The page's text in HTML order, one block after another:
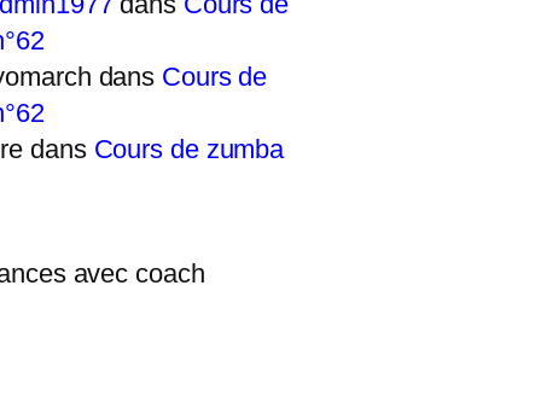
dans Cours de
dans Cours de zumba